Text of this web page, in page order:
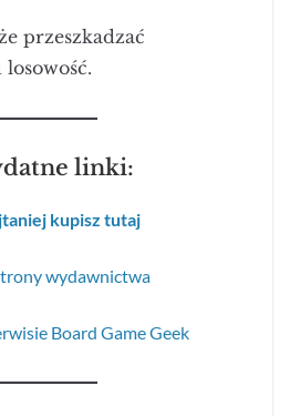
przeszkadzać
linki:
kupisz tutaj
wydawnictwa
Board Game Geek